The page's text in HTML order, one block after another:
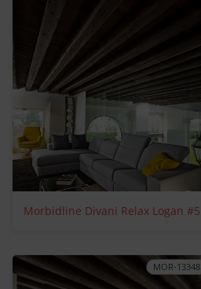
Morbidline Divani Relax Logan #5
MOR-13348